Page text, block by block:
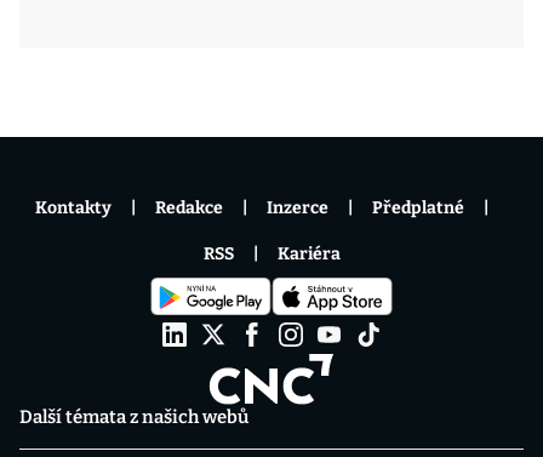
Další témata z našich webů
Kontakty Redakce Inzerce Předplatné
RSS Kariéra